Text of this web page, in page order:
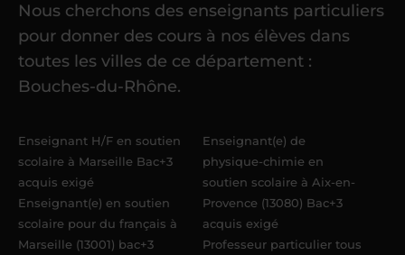
Une fois ma candidature validée,mon
référent me confie mes premiers
élèvesdans un délai de6 jours
maximum . Me voilà enseignant(e)
Nous cherchons des enseignants particuliers
pour donner des cours à nos élèves dans
toutes les villes de ce département :
Bouches-du-Rhône.
Enseignant H/F en soutien
scolaire à Marseille Bac+3
acquis exigé
Enseignant(e) en soutien
scolaire pour du français à
Marseille (13001) bac+3
Enseignant(e) de
physique-chimie en
soutien scolaire à Aix-en-
Provence (13080) Bac+3
acquis exigé
Professeur particulier tous